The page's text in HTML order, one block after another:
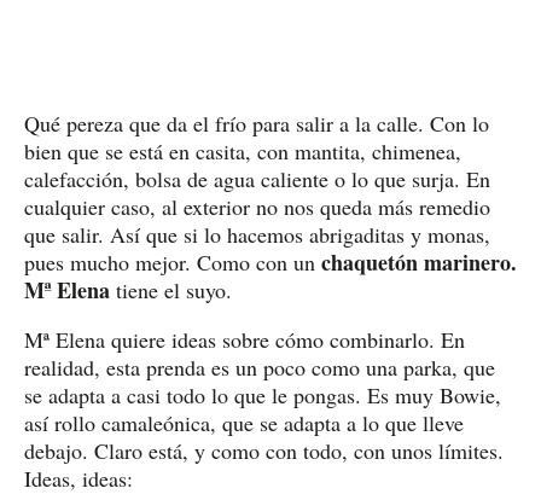
Qué pereza que da el frío para salir a la calle. Con lo
bien que se está en casita, con mantita, chimenea,
calefacción, bolsa de agua caliente o lo que surja. En
cualquier caso, al exterior no nos queda más remedio
que salir. Así que si lo hacemos abrigaditas y monas,
pues mucho mejor. Como con un chaquetón marinero.
Mª Elena tiene el suyo.
Mª Elena quiere ideas sobre cómo combinarlo. En
realidad, esta prenda es un poco como una parka, que
se adapta a casi todo lo que le pongas. Es muy Bowie,
así rollo camaleónica, que se adapta a lo que lleve
debajo. Claro está, y como con todo, con unos límites.
Ideas, ideas: